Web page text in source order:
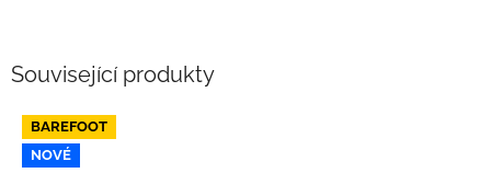
Související produkty
BAREFOOT
NOVÉ